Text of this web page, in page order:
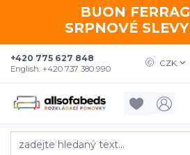
BUON
SRPNOVÉ
CZK
+420 775 627 848
English: +420 737 380 990